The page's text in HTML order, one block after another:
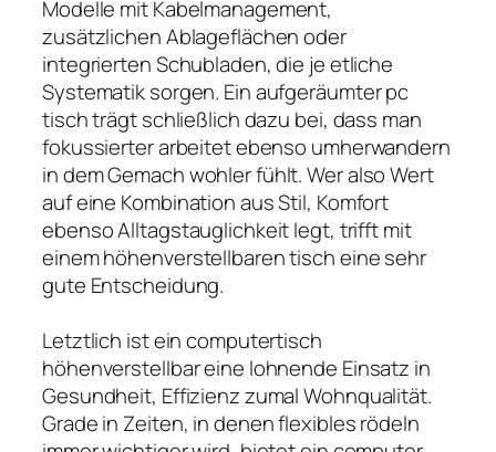
Modelle mit Kabelmanagement,
zusätzlichen Ablageflächen oder
integrierten Schubladen, die je etliche
Systematik sorgen. Ein aufgeräumter pc
tisch trägt schließlich dazu bei, dass man
fokussierter arbeitet ebenso umherwandern
in dem Gemach wohler fühlt. Wer also Wert
auf eine Kombination aus Stil, Komfort
ebenso Alltagstauglichkeit legt, trifft mit
einem höhenverstellbaren tisch eine sehr
gute Entscheidung.
Letztlich ist ein computertisch
höhenverstellbar eine lohnende Einsatz in
Gesundheit, Effizienz zumal Wohnqualität.
Grade in Zeiten, in denen flexibles rödeln